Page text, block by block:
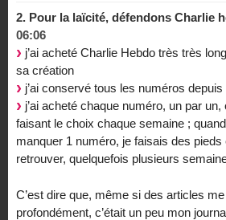
2. Pour la laïcité, défendons Charlie
06:06
j’ai acheté Charlie Hebdo très très
sa création
j’ai conservé tous les numéros
j’ai acheté chaque numéro, un par
faisant le choix chaque semaine ; quand
manquer 1 numéro, je faisais des
retrouver, quelquefois plusieurs
C’est dire que, même si des articles
profondément, c’était un peu mon